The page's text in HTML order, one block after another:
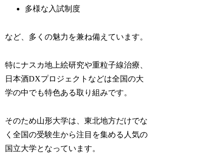
多様な入試制度
など、多くの魅力を兼ね備えています。
特にナスカ地上絵研究や重粒子線治療、
日本酒DXプロジェクトなどは全国の大
学の中でも特色ある取り組みです。
そのため山形大学は、東北地方だけでな
く全国の受験生から注目を集める人気の
国立大学となっています。